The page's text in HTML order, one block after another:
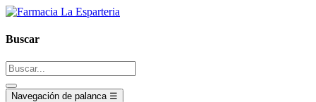
Buscar
Navegación de palanca ☰